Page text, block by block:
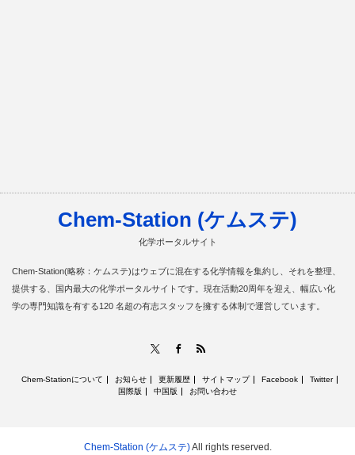
Chem-Station (ケムステ)
化学ポータルサイト
Chem-Station(略称：ケムステ)はウェブに混在する化学情報を集約し、それを整理、
提供する、国内最大の化学ポータルサイトです。現在活動20周年を迎え、幅広い化
学の専門知識を有する120 名超の有志スタッフを擁する体制で運営しています。
Facebook
Chem-Stationについて お知らせ 更新履歴 サイトマップ Facebook
Twitter
国際版
中国版 お問い合わせ
Chem-Station (ケムステ)All rights reserved.